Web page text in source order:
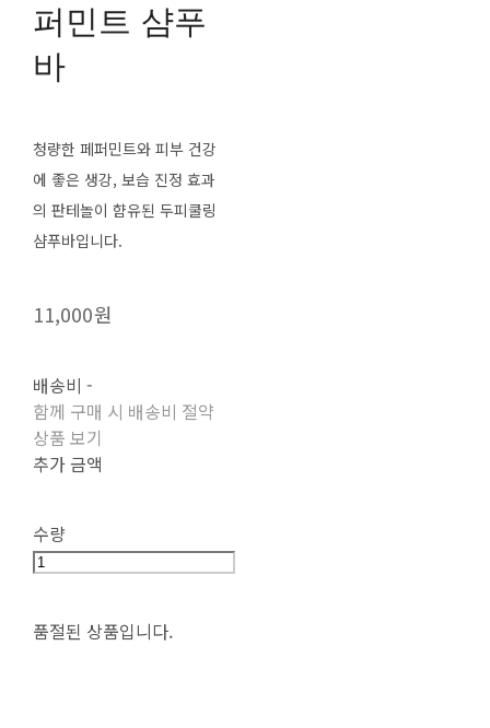
퍼민트 샴푸
바
청량한 페퍼민트와 피부 건강
에 좋은 생강, 보습 진정 효과
의 판테놀이 햠유된 두피쿨링
샴푸바입니다.
11,000원
배송비 -
함께 구매 시 배송비 절약
상품 보기
추가 금액
수량
품절된 상품입니다.